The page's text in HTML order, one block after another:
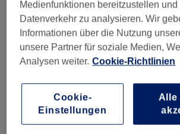
Donnerstag
Freitag
Samstag
Sonntag
Willkommen bei Natalie Beauty in
Ihrem exklusiven Beauty-Salon für
und ganzheitliches Wohlbefinden.
hochwertige Luxury-Behandlungen,
Medienfunktionen bereitzustellen und
Datenverkehr zu analysieren. Wir
Informationen über die Nutzung
unsere Partner für soziale Medien,
Analysen weiter. Cookie-Richtlinien
Cookie-
Einstellungen
Alle